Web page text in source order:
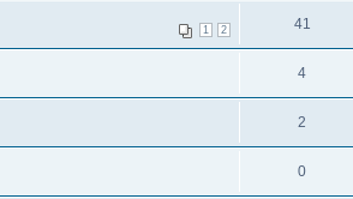
1 2 41
4
2
0